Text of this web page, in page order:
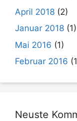
April 2018 (2)
Januar 2018 (1)
Mai 2016 (1)
Februar 2016
Neuste